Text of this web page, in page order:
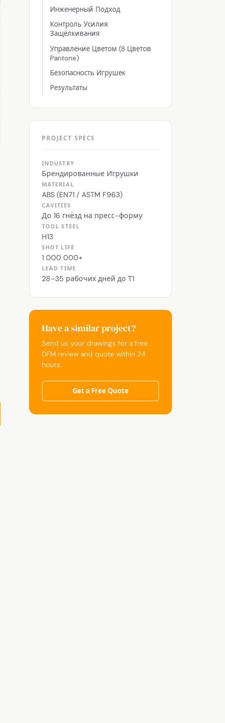
Инженерный Подход
Контроль Усилия
Защёлкивания
Управление Цветом (8 Цветов
Pantone)
Безопасность Игрушек
Результаты
PROJECT SPECS
INDUSTRY
Брендированные Игрушки
MATERIAL
ABS (EN71 / ASTM F963)
CAVITIES
До 16 гнёзд на пресс-форму
TOOL STEEL
H13
SHOT LIFE
1 000 000+
LEAD TIME
28–35 рабочих дней до Т1
Have a similar project?
Send us your drawings for a free
DFM review and quote within 24
hours.
Get a Free Quote